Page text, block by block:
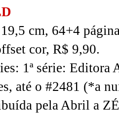
cm, 64+4
cor, R$ 9,90.
1ª série:
até o #2481 (*a
pela Abril a